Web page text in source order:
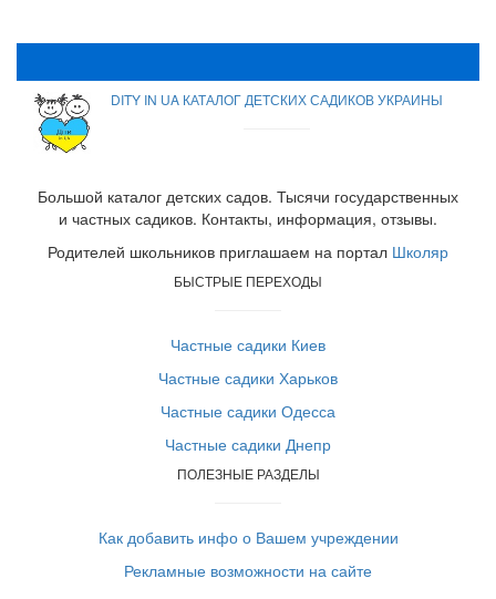
DITY IN UA КАТАЛОГ ДЕТСКИХ САДИКОВ УКРАИНЫ
Большой каталог детских садов. Тысячи государственных
и частных садиков. Контакты, информация, отзывы.
Родителей школьников приглашаем на портал Школяр
БЫСТРЫЕ ПЕРЕХОДЫ
Частные садики Киев
Частные садики Харьков
Частные садики Одесса
Частные садики Днепр
ПОЛЕЗНЫЕ РАЗДЕЛЫ
Как добавить инфо о Вашем учреждении
Рекламные возможности на сайте